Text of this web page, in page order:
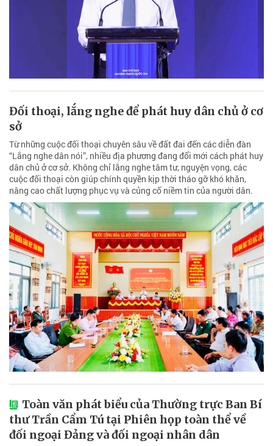
Đối thoại, lắng nghe để phát huy dân chủ ở cơ
sở
Từ những cuộc đối thoại chuyên sâu về đất đai đến các diễn đàn
“Lắng nghe dân nói”, nhiều địa phương đang đổi mới cách phát huy
dân chủ ở cơ sở. Không chỉ lắng nghe tâm tư, nguyện vọng, các
cuộc đối thoại còn giúp chính quyền kịp thời tháo gỡ khó khăn,
nâng cao chất lượng phục vụ và củng cố niềm tin của người dân.
Toàn văn phát biểu của Thường trực Ban Bí
thư Trần Cẩm Tú tại Phiên họp toàn thể về
đối ngoại Đảng và đối ngoại nhân dân